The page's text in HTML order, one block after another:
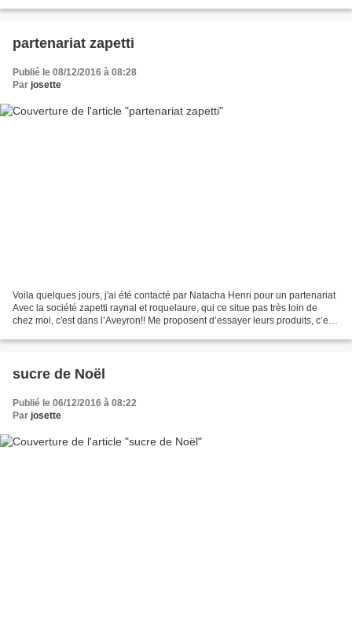
partenariat zapetti
Publié le 08/12/2016 à 08:28
Par josette
Voila quelques jours, j'ai été contacté par Natacha Henri pour un partenariat
Avec la société zapetti raynal et roquelaure, qui ce situe pas très loin de
chez moi, c'est dans l’Aveyron!! Me proposent d’essayer leurs produits, c’est
sucre de Noël
Publié le 06/12/2016 à 08:22
Par josette